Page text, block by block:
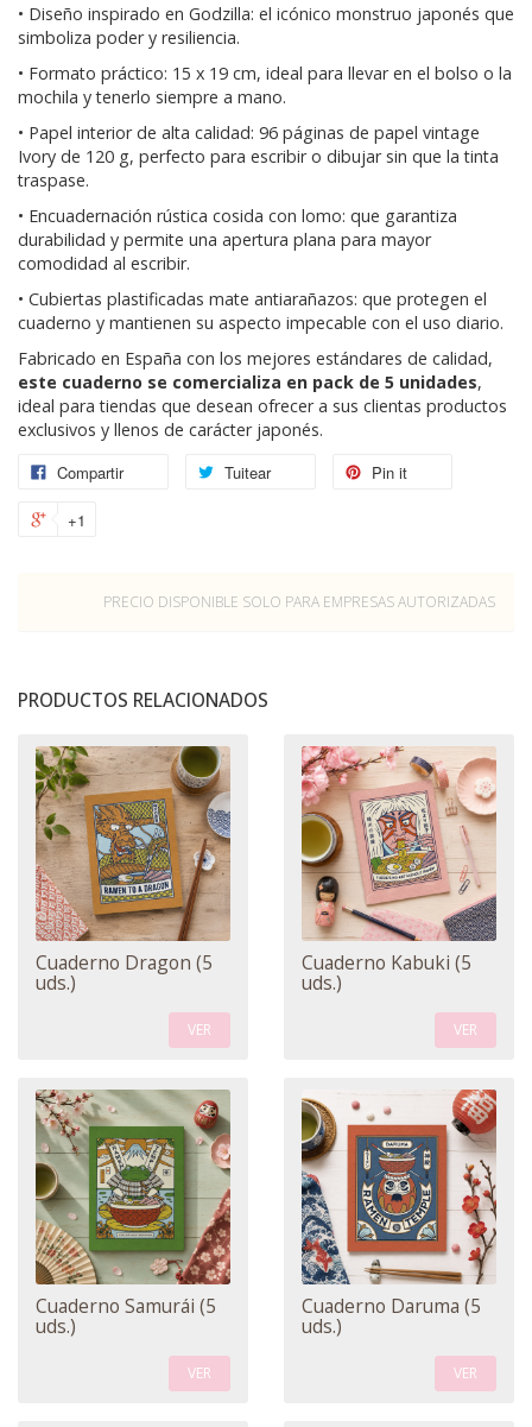
• Diseño inspirado en Godzilla: el icónico monstruo japonés que
simboliza poder y resiliencia.
• Formato práctico: 15 x 19 cm, ideal para llevar en el bolso o la
mochila y tenerlo siempre a mano.
• Papel interior de alta calidad: 96 páginas de papel vintage
Ivory de 120 g, perfecto para escribir o dibujar sin que la tinta
traspase.
• Encuadernación rústica cosida con lomo: que garantiza
durabilidad y permite una apertura plana para mayor
comodidad al escribir.
• Cubiertas plastificadas mate antiarañazos: que protegen el
cuaderno y mantienen su aspecto impecable con el uso diario.
Fabricado en España con los mejores estándares de calidad,
este cuaderno se comercializa en pack de 5 unidades,
ideal para tiendas que desean ofrecer a sus clientas productos
exclusivos y llenos de carácter japonés.
Compartir
Tuitear Pin it
+1
PRECIO DISPONIBLE SOLO PARA EMPRESAS AUTORIZADAS
PRODUCTOS RELACIONADOS
Cuaderno Dragon (5
uds.)
VER
Cuaderno Kabuki (5
uds.)
VER
Cuaderno Samurái (5
uds.)
VER
Cuaderno Daruma (5
uds.)
VER